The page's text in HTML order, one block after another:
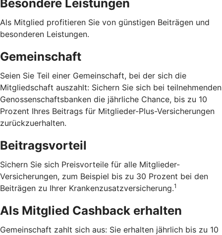
Besondere Leistungen
Als Mitglied profitieren Sie von günstigen Beiträgen und
besonderen Leistungen.
Gemeinschaft
Seien Sie Teil einer Gemeinschaft, bei der sich die
Mitgliedschaft auszahlt: Sichern Sie sich bei teilnehmenden
Genossenschaftsbanken die jährliche Chance, bis zu 10
Prozent Ihres Beitrags für Mitglieder-Plus-Versicherungen
zurückzuerhalten.
Beitragsvorteil
Sichern Sie sich Preisvorteile für alle Mitglieder-
Versicherungen, zum Beispiel bis zu 30 Prozent bei den
Beiträgen zu Ihrer Krankenzusatzversicherung.1
Als Mitglied Cashback erhalten
Gemeinschaft zahlt sich aus: Sie erhalten jährlich bis zu 10